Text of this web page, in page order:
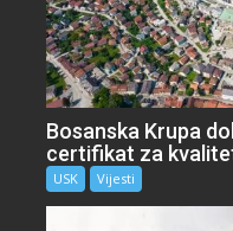
Bosanska Krupa
certifikat za
USK Vijesti